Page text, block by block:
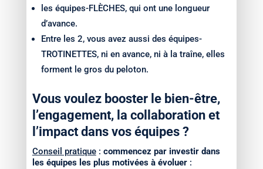
les équipes-FLÈCHES, qui ont une longueur
d’avance.
Entre les 2, vous avez aussi des équipes-
TROTINETTES, ni en avance, ni à la traîne, elles
forment le gros du peloton.
Vous voulez booster le bien-être,
l’engagement, la collaboration et
l’impact dans vos équipes ?
Conseil pratique: commencez par investir dans
les équipes les plus motivées à évoluer: